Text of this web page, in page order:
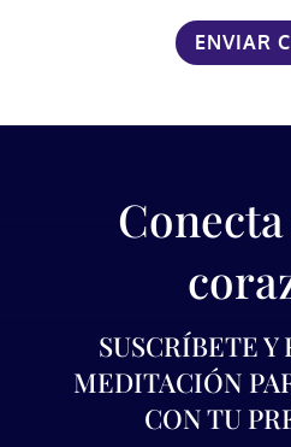
SUSCRÍBETE Y
MEDITACIÓN
CON TU